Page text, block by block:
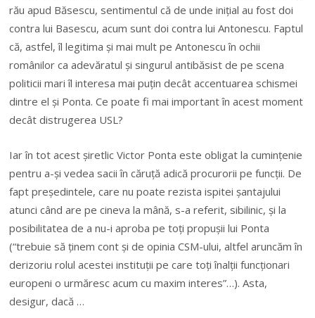
rău apud Băsescu, sentimentul că de unde inițial au fost doi
contra lui Basescu, acum sunt doi contra lui Antonescu. Faptul
că, astfel,îl legitima și mai mult pe Antonescuîn ochii
românilor ca adevăratul și singurul antibăsist de pe scena
politicii mariîl interesa mai puțin decât accentuarea schismei
dintre el și Ponta. Ce poate fi mai importantîn acest moment
decât distrugerea USL?
Iarîn tot acest șiretlic Victor Ponta este obligat la cumințenie
pentru a-și vedea saciiîn căruță adică procurorii pe funcții. De
fapt președintele, care nu poate rezista ispitei șantajului
atunci când are pe cineva la mână, s-a referit, sibilinic, și la
posibilitatea de a nu-i aproba pe toți propușii lui Ponta
(“trebuie să ținem cont și de opinia CSM-ului, altfel aruncămîn
derizoriu rolul acestei instituții pe care toțiînalții funcționari
europeni o urmăresc acum cu maxim interes”…). Asta,
desigur, dacă …